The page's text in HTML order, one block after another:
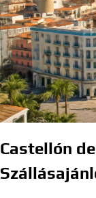
Castellón